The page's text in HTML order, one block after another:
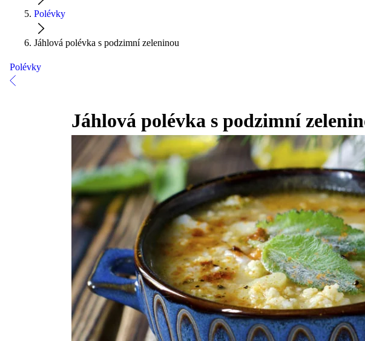
Polévky
Jáhlová polévka s podzimní zeleninou
Polévky
Jáhlová polévka s podzimní